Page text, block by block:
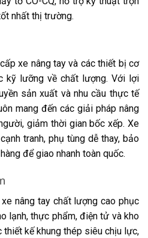
nhất thị trường.
xe nâng tay và các thiết bị cơ
kỹ lưỡng về chất lượng. Với lợi
sản xuất và nhu cầu thực tế
mang đến các giải pháp nâng
giảm thời gian bốc xếp. Xe
tranh, phụ tùng dễ thay, bảo
để giao nhanh toàn quốc.
nâng tay chất lượng cao phục
lạnh, thực phẩm, điện tử và kho
kế khung thép siêu chịu lực,